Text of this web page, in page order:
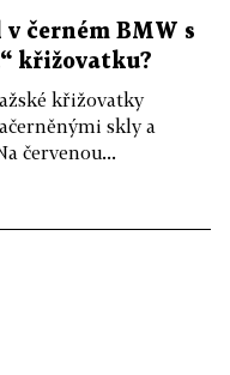
v černém BMW s
křižovatku?
křižovatky
skly a
červenou...